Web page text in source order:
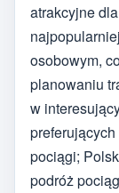
atrakcyjne
osobowym,
planowaniu
w
pociągi;
podróż